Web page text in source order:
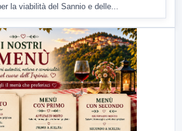
la viabilità del Sannio e delle...